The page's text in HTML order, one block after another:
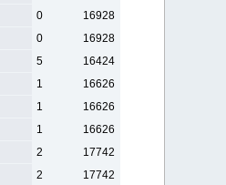
0
16928
0
16928
5
16424
1
16626
1
16626
1
16626
2
17742
2
17742